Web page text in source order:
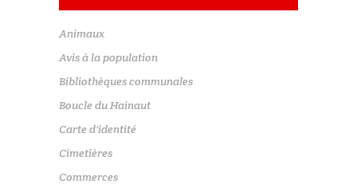
Animaux
Avis à la population
Bibliothèques communales
Boucle du Hainaut
Carte d'identité
Cimetières
Commerces